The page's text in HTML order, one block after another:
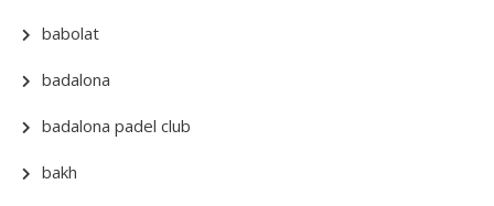
babolat
badalona
badalona padel club
bakh